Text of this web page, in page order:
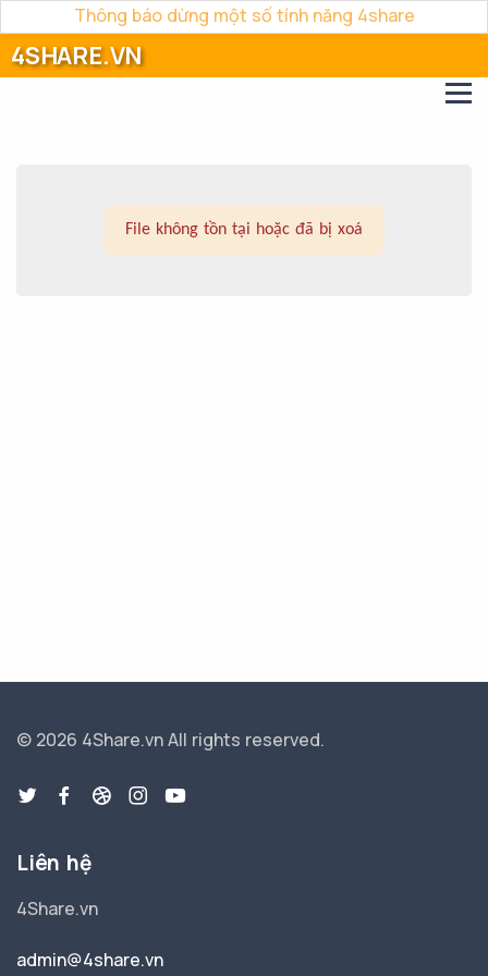
Thông báo dừng một số tính năng 4share
4SHARE.VN
File không tồn tại hoặc đã bị xoá
© 2026 4Share.vnAll rights reserved.
Liên hệ
4Share.vn
admin@4share.vn